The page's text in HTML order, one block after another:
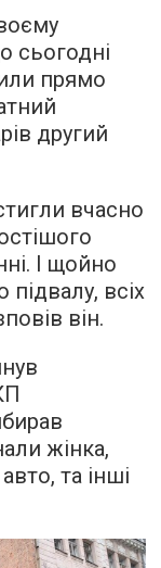
сьогодні
прямо
другий
вчасно
І щойно
всіх
він.
жінка,
та інші